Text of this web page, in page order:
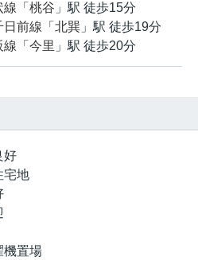
線 「 桃谷 」駅 徒歩15分
日前線 「 北巽 」駅 徒歩19分
線 「 今里 」駅 徒歩20分
好
宅地
機置場